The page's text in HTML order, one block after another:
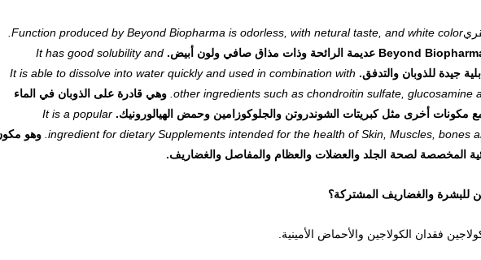
Function produced by Beyond Biopharma is odorless, with netural taste, and white color.
It has good solubility and
جيدة للذوبان والتدفق. It is able to dissolve into water quickly and used in combination with
other ingredients such as chondroitin sulfate, glucosamine وهي قادرة على الذوبان في الماء
مكونات أخرى مثل كبريتات الشوندروتن والجلوكوزامين وحمض الهيالورونيك. It is a popular
ingredient for dietary Supplements intended for the health of Skin, Muscles, bones وهو
المخصصة لصحة الجلد والعضلات والعظام والمفاصل والغضاريف.
للبشرة والغضاريف المشتركة؟